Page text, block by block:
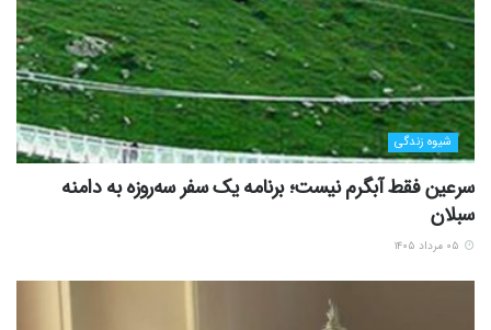
شیوه زندگی
سرعین فقط آبگرم نیست؛ برنامه یک سفر سه‌روزه به دامنه
سبلان